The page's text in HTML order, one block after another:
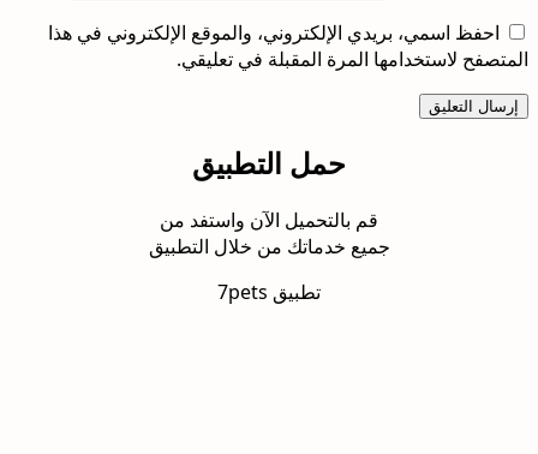
احفظ اسمي، بريدي الإلكتروني، والموقع الإلكتروني في هذا
المتصفح لاستخدامها المرة المقبلة في تعليقي.
حمل التطبيق
قم بالتحميل الآن واستفد من
جميع خدماتك من خلال التطبيق
تطبيق 7pets